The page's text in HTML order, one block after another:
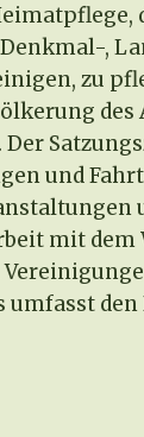
,
zu
und
mit dem